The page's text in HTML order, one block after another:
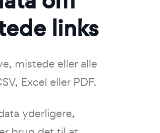
links
mistede eller alle
Excel eller PDF.
yderligere,